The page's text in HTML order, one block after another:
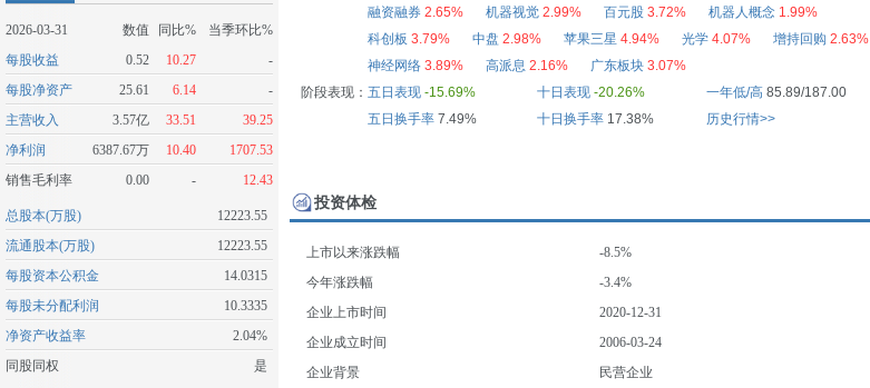
2026-03-31 数值 同比%
当季环比%
每股收益
0.52 10.27
-
每股净资产
25.61 6.14
-
主营收入
3.57亿 33.51
39.25
净利润
6387.67万 10.40
1707.53
销售毛利率
0.00 - 12.43
总股本(万股)
12223.55
流通股本(万股)
12223.55
每股资本公积金
14.0315
每股未分配利润
10.3335
净资产收益率
2.04%
同股同权
是
融资融券 2.65% 机器视觉 2.99% 百元股 3.72% 机器人概念 1.99%
科创板 3.79% 中盘 2.98% 苹果三星 4.94% 光学 4.07% 增持回购 2.63%
神经网络 3.89% 高派息 2.16% 广东板块 3.07%
阶段表现： 五日表现 -15.69% 十日表现 -20.26% 一年低/高 85.89/187.00
五日换手率7.49% 十日换手率17.38% 历史行情>>
投资体检
上市以来涨跌幅
-8.5%
今年涨跌幅
-3.4%
企业上市时间
2020-12-31
企业成立时间
2006-03-24
企业背景
民营企业